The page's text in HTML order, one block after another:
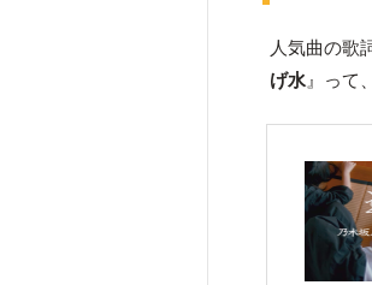
人気曲の歌
げ水 』って